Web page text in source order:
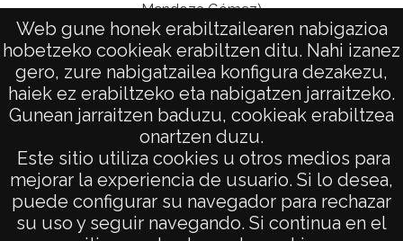
Web gune honek erabiltzailearen nabigazioa
hobetzeko cookieak erabiltzen ditu. Nahi izanez
gero, zure nabigatzailea konfigura dezakezu,
haiek ez erabiltzeko eta nabigatzen jarraitzeko.
Gunean jarraitzen baduzu, cookieak erabiltzea
onartzen duzu.
Este sitio utiliza cookies u otros medios para
mejorar la experiencia de usuario. Si lo desea,
puede configurar su navegador para rechazar
su uso y seguir navegando. Si continua en el
Mendoza Gómez)
AVISO LEGAL
POLÍTICA DE PRIVACIDAD
ACCESIBILIDAD
ATENCIÓN CIUDADANA